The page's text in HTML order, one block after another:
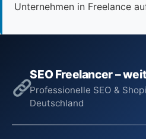
Unternehmen in Freelance
SEO Freelancer –
Professionelle SEO &
Deutschland